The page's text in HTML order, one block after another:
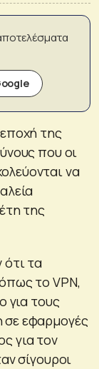
της
που οι
να
της
τα
το VPN,
για τους
σε εφαρμογές
για τον
σίγουροι